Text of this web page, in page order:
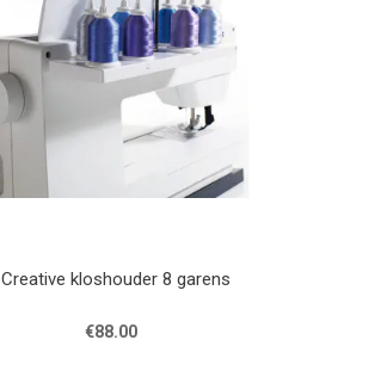
Creative kloshouder 8 garens
€88.00